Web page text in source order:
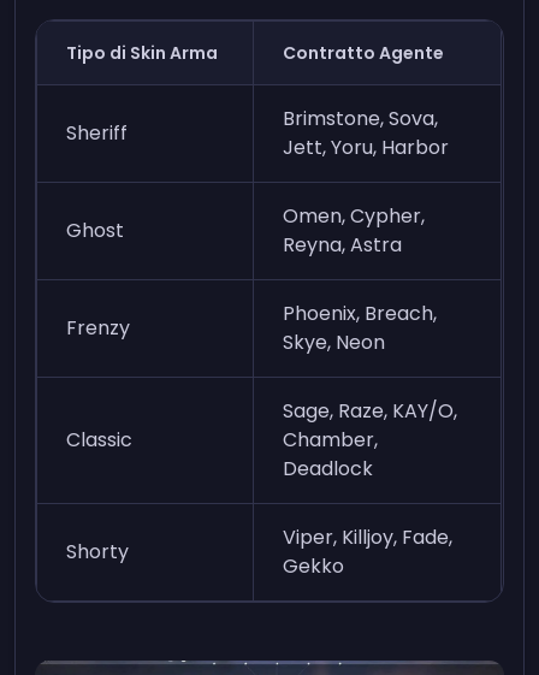
Tipo di Skin Arma Contratto Agente
Sheriff
Brimstone, Sova,
Jett, Yoru, Harbor
Ghost
Omen, Cypher,
Reyna, Astra
Frenzy
Phoenix, Breach,
Skye, Neon
Classic
Sage, Raze, KAY/O,
Chamber,
Deadlock
Shorty
Viper, Killjoy, Fade,
Gekko